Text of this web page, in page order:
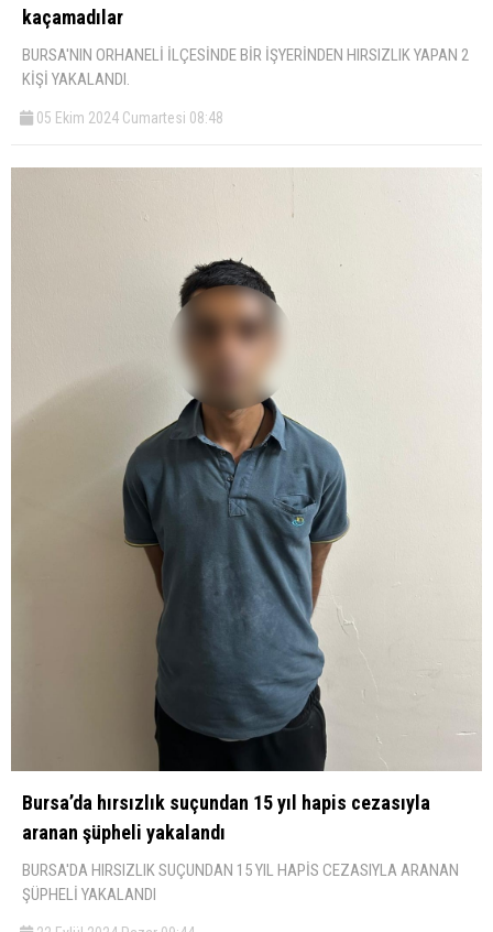
kaçamadılar
BURSA'NIN ORHANELİ İLÇESİNDE BİR İŞYERİNDEN HIRSIZLIK YAPAN 2
KİŞİ YAKALANDI.
05 Ekim 2024 Cumartesi 08:48
Bursa’da hırsızlık suçundan 15 yıl hapis cezasıyla
aranan şüpheli yakalandı
BURSA'DA HIRSIZLIK SUÇUNDAN 15 YIL HAPİS CEZASIYLA ARANAN
ŞÜPHELİ YAKALANDI